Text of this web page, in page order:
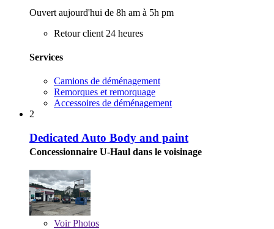
Ouvert aujourd'hui de 8h am à 5h pm
Retour client 24 heures
Services
Camions de déménagement
Remorques et remorquage
Accessoires de déménagement
2
Dedicated Auto Body and paint
Concessionnaire U-Haul dans le voisinage
VoirPhotos